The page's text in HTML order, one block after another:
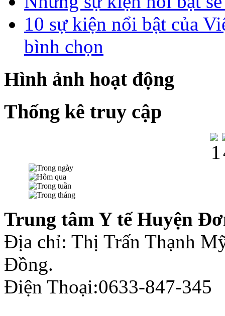
10 sự kiện nổi bật của
bình chọn
Hình ảnh hoạt động
Thống kê truy cập
Trung tâm Y tế Huyện
Địa chỉ: Thị Trấn Thạnh
Đồng.
Điện Thoại:0633-847-345